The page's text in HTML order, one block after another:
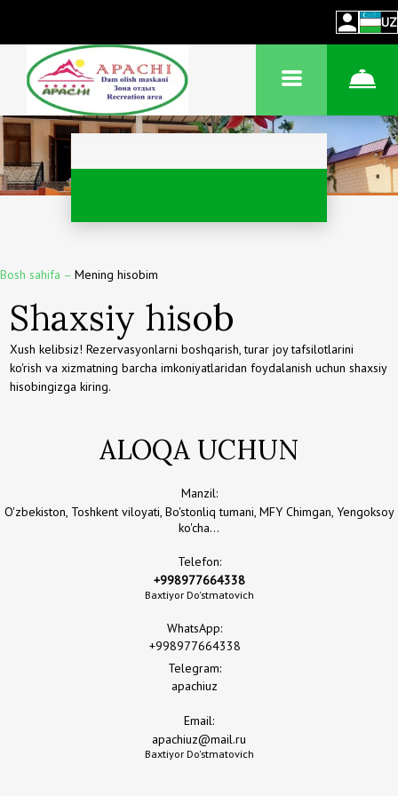
UZ
Bosh sahifa – Mening hisobim
Shaxsiy hisob
Xush kelibsiz! Rezervasyonlarni boshqarish, turar joy tafsilotlarini
ko'rish va xizmatning barcha imkoniyatlaridan foydalanish uchun shaxsiy
hisobingizga kiring.
ALOQA UCHUN
Manzil:
O'zbekiston, Toshkent viloyati, Bo'stonliq tumani, MFY Chimgan, Yengoksoy
ko'cha...
Telefon:
+998977664338
Baxtiyor Do'stmatovich
WhatsApp:
+998977664338
Telegram:
apachiuz
Email:
apachiuz@mail.ru
Baxtiyor Do'stmatovich